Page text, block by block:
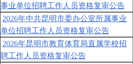
事业单位招聘工作人员资格复审公告
2026年中共昆明市委办公室所属事业
单位招聘工作人员资格复审公告
2026年昆明市教育体育局直属学校招
聘工作人员资格复审公告